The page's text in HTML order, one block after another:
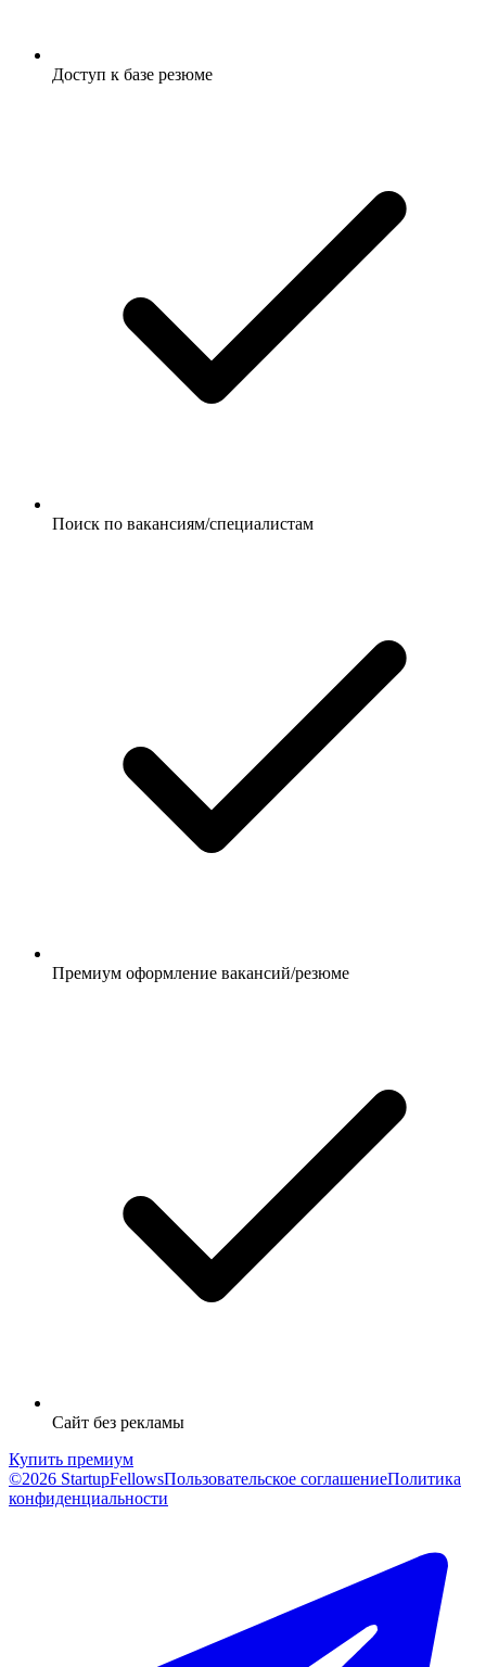
Доступ к базе резюме
Поиск по вакансиям/специалистам
Премиум оформление вакансий/резюме
Сайт без рекламы
Купить премиум
©2026 StartupFellowsПользовательское соглашениеПолитика
конфиденциальности